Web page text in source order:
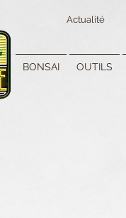
Actualité
BONSAI OUTILS